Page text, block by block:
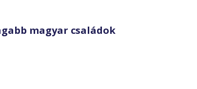
magyar családok